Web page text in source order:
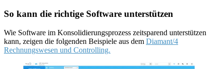
So kann die richtige Software unterstützen
Wie Software im Konsolidierungsprozess zeitsparend unterstützen
kann, zeigen die folgenden Beispiele aus dem Diamant/4
Rechnungswesen und Controlling.